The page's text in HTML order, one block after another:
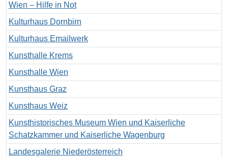
Wien – Hilfe in Not
Kulturhaus Dornbirn
Kulturhaus Emailwerk
Kunsthalle Krems
Kunsthalle Wien
Kunsthaus Graz
Kunsthaus Weiz
Kunsthistorisches Museum Wien und Kaiserliche
Schatzkammer und Kaiserliche Wagenburg
Landesgalerie Niederösterreich